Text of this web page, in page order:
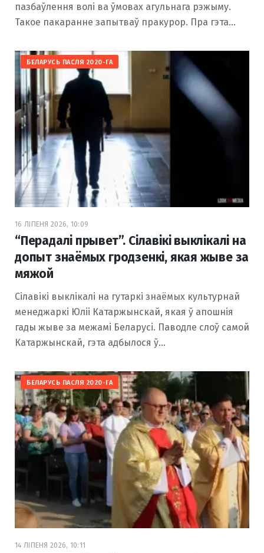
пазбаўлення волі ва ўмовах агульнага рэжыму.
Такое пакаранне запытваў пракурор. Пра гэта…
БЕЛАРУСЬ ПАСЛЯ 2020-ГА
16 ЛІПЕНЯ 2026, 10:09
“Перадалі прывет”. Сілавікі выклікалі на
допыт знаёмых гродзенкі, якая жыве за
мяжой
Сілавікі выклікалі на гутаркі знаёмых культурнай
менеджаркі Юліі Катаржынскай, якая ў апошнія
гады жыве за межамі Беларусі. Паводле слоў самой
Катаржынскай, гэта адбылося ў…
БЕЛАРУСЬ ПАСЛЯ 2020-ГА
14 ЛІПЕНЯ 2026, 10:11